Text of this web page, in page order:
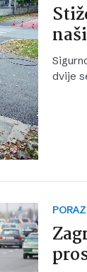
dvije